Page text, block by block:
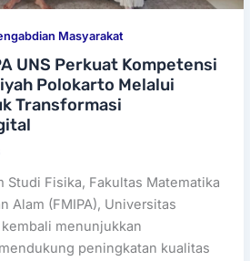
Masyarakat
UNS Perkuat Kompetensi
Polokarto Melalui
Transformasi
Studi Fisika, Fakultas Matematika
Alam (FMIPA), Universitas
menunjukkan
peningkatan kualitas